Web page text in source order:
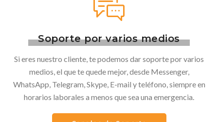
Soporte por varios medios
Si eres nuestro cliente, te podemos dar soporte por varios
medios, el que te quede mejor, desde Messenger,
WhatsApp, Telegram, Skype, E-mail y teléfono, siempre en
horarios laborales a menos que sea una emergencia.